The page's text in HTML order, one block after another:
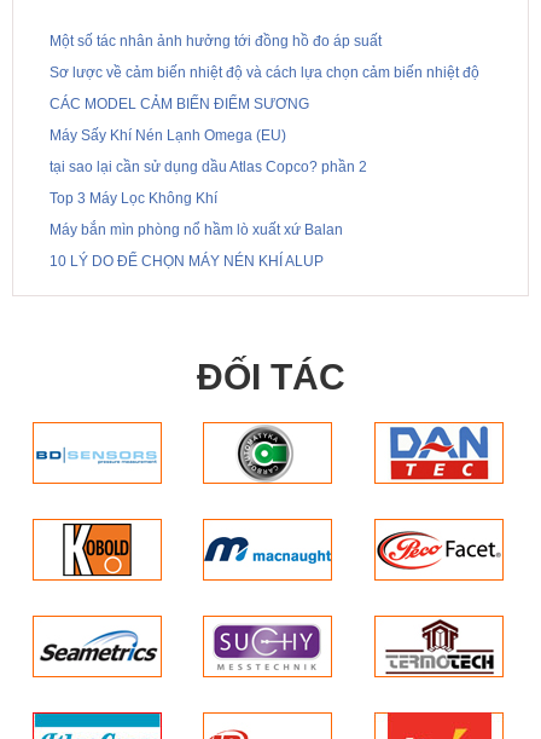
Một số tác nhân ảnh hưởng tới đồng hồ đo áp suất
Sơ lược về cảm biến nhiệt độ và cách lựa chọn cảm biến nhiệt độ
CÁC MODEL CẢM BIẾN ĐIỂM SƯƠNG
Máy Sấy Khí Nén Lạnh Omega (EU)
tại sao lại cần sử dụng dầu Atlas Copco? phần 2
Top 3 Máy Lọc Không Khí
Máy bắn mìn phòng nổ hầm lò xuất xứ Balan
10 LÝ DO ĐỂ CHỌN MÁY NÉN KHÍ ALUP
ĐỐI TÁC